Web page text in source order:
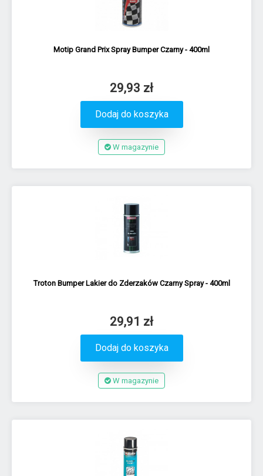
Motip Grand Prix Spray Bumper Czarny - 400ml
29,93 zł
Dodaj do koszyka
W magazynie
Troton Bumper Lakier do Zderzaków Czarny Spray - 400ml
29,91 zł
Dodaj do koszyka
W magazynie